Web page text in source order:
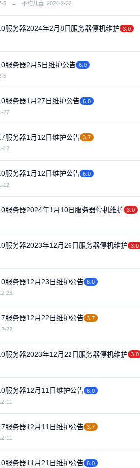
5 ← 不约儿童 2024-2-22
服务器2024年2月8日服务器停机维护
3.0
服务器2月5日维护公告 6.0
5
服务器1月27日维护公告 6.0
27
服务器1月12日维护公告 3.7
12
服务器1月12日维护公告 6.0
12
服务器2024年1月10日服务器停机维护
3.0
服务器2023年12月26日服务器停机维护
3.0
服务器12月23日维护公告 6.0
23
服务器12月22日维护公告 3.7
22
服务器2023年12月22日服务器停机维护
3.0
服务器12月11日维护公告 6.0
11
服务器12月11日维护公告 3.7
11
服务器11月21日维护公告 6.0